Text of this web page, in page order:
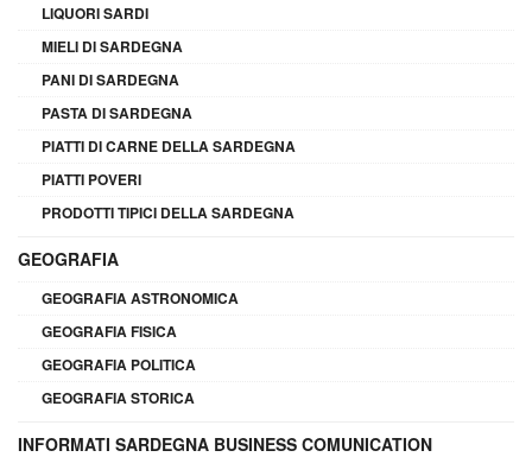
LIQUORI SARDI
MIELI DI SARDEGNA
PANI DI SARDEGNA
PASTA DI SARDEGNA
PIATTI DI CARNE DELLA SARDEGNA
PIATTI POVERI
PRODOTTI TIPICI DELLA SARDEGNA
GEOGRAFIA
GEOGRAFIA ASTRONOMICA
GEOGRAFIA FISICA
GEOGRAFIA POLITICA
GEOGRAFIA STORICA
INFORMATI SARDEGNA BUSINESS COMUNICATION